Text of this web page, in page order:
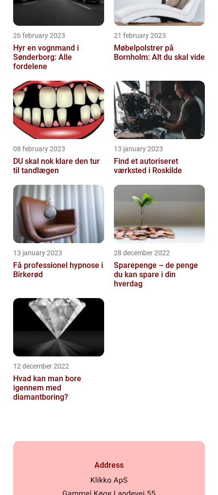
26 february 2023
Hyr en vognmand i
Sønderborg: Alle
fordelene
21 february 2023
Møbelpolstrer på
Bornholm: Alt du skal vide
08 february 2023
DU skal nok klare den tur
til tandlægen
13 january 2023
Find et autoriseret
værksted i Roskilde
13 january 2023
Få professionel hypnose i
Birkerød
28 december 2022
Sparepenge – de penge
du kan spare i din
hverdag
12 december 2022
Hvad kan man bore
igennem med
diamantboring?
Address